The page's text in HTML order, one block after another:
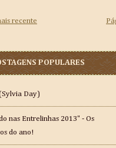
recente
POPULARES
(Sylvia Day)
nas Entrelinhas 2013" - Os
do ano!